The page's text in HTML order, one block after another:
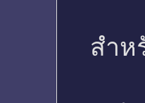
สำห